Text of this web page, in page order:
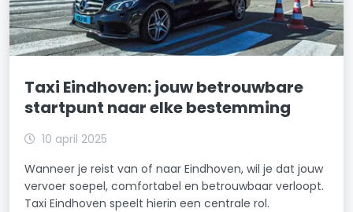
Taxi Eindhoven: jouw betrouwbare
startpunt naar elke bestemming
10 april 2025
Wanneer je reist van of naar Eindhoven, wil je dat jouw
vervoer soepel, comfortabel en betrouwbaar verloopt.
Taxi Eindhoven speelt hierin een centrale rol.